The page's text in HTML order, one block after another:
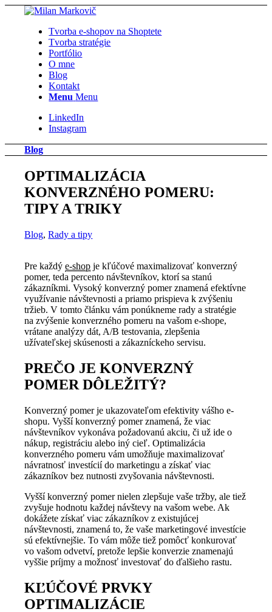
Tvorba e-shopov na Shoptete
Tvorba stratégie
Portfólio
O mne
Blog
Kontakt
Menu Menu
LinkedIn
Instagram
Blog
OPTIMALIZÁCIA
KONVERZNÉHO POMERU:
TIPY A TRIKY
Blog,Rady a tipy
Pre každýe-shop je kľúčové maximalizovať konverzný
pomer, teda percento návštevníkov, ktorí sa stanú
zákazníkmi. Vysoký konverzný pomer znamená efektívne
využívanie návštevnosti a priamo prispieva k zvýšeniu
tržieb. V tomto článku vám ponúkneme rady a stratégie
na zvýšenie konverzného pomeru na vašom e-shope,
vrátane analýzy dát, A/B testovania, zlepšenia
užívateľskej skúsenosti a zákazníckeho servisu.
PREČO JE KONVERZNÝ
POMER DÔLEŽITÝ?
Konverzný pomer je ukazovateľom efektivity vášho e-
shopu. Vyšší konverzný pomer znamená, že viac
návštevníkov vykonáva požadovanú akciu, či už ide o
nákup, registráciu alebo iný cieľ. Optimalizácia
konverzného pomeru vám umožňuje maximalizovať
návratnosť investícií do marketingu a získať viac
zákazníkov bez nutnosti zvyšovania návštevnosti.
Vyšší konverzný pomer nielen zlepšuje vaše tržby, ale tiež
zvyšuje hodnotu každej návštevy na vašom webe. Ak
dokážete získať viac zákazníkov z existujúcej
návštevnosti, znamená to, že vaše marketingové investície
sú efektívnejšie. To vám môže tiež pomôcť konkurovať
vo vašom odvetví, pretože lepšie konverzie znamenajú
vyššie príjmy a možnosť investovať do ďalšieho rastu.
KĽÚČOVÉ PRVKY
OPTIMALIZÁCIE